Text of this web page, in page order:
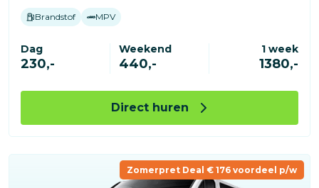
Brandstof MPV
Dag
230,-
Weekend
440,-
1 week
1380,-
Direct huren
Zomerpret Deal € 176 voordeel p/w